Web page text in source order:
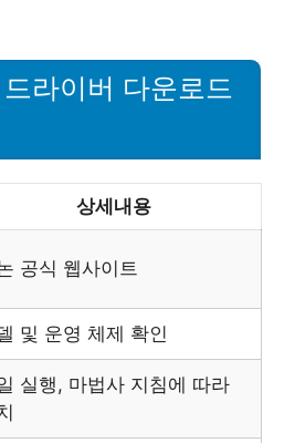
라이버 다운로드
상세내용
공식 웹사이트
및 운영 체제 확인
실행, 마법사 지침에 따라